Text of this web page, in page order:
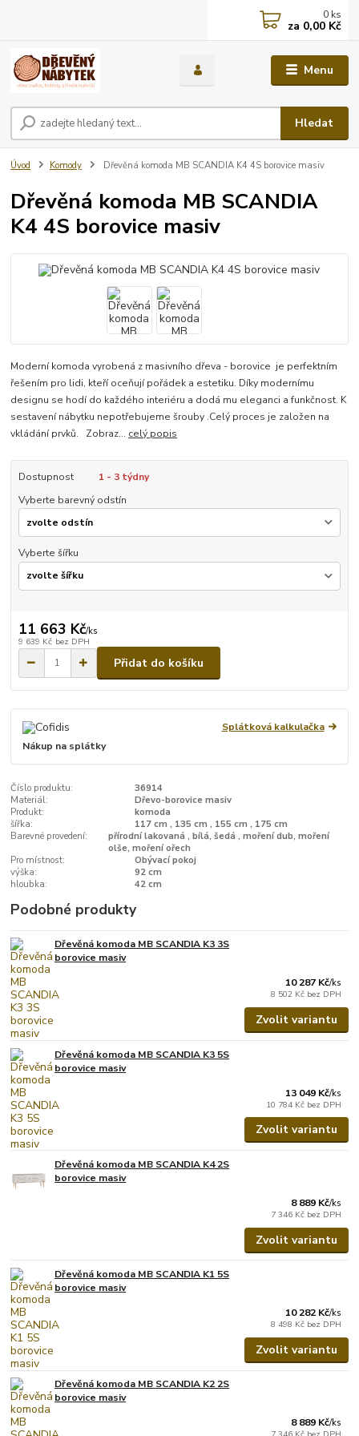
Menu
Hledat
0 ks
za 0,00 Kč
Úvod Komody Dřevěná komoda MB SCANDIA K4 4S borovice masiv
Dřevěná komoda MB SCANDIA
K4 4S borovice masiv
Moderní komoda vyrobená z masivního dřeva - borovice je perfektním
řešením pro lidi, kteří oceňují pořádek a estetiku. Díky modernímu
designu se hodí do každého interiéru a dodá mu eleganci a funkčnost. K
sestavení nábytku nepotřebujeme šrouby .Celý proces je založen na
vkládání prvků. Zobraz... celý popis
Dostupnost
1 - 3 týdny
Vyberte barevný odstín
Vyberte šířku
11 663 Kč/ks
9 639 Kč bez DPH
Přidat do košíku
Splátková kalkulačka
Nákup na splátky
Číslo produktu:
36914
Materiál:
Dřevo-borovice masiv
Produkt:
komoda
šířka:
117 cm , 135 cm , 155 cm , 175 cm
Barevné provedení:
přírodní lakovaná , bílá, šedá , moření dub, moření
olše, moření ořech
Pro místnost:
Obývací pokoj
výška:
92 cm
hloubka:
42 cm
Podobné produkty
Dřevěná komoda MB SCANDIA K3 3S
borovice masiv
10 287 Kč/ks
8 502 Kč bez DPH
Zvolit variantu
Dřevěná komoda MB SCANDIA K3 5S
borovice masiv
13 049 Kč/ks
10 784 Kč bez DPH
Zvolit variantu
Dřevěná komoda MB SCANDIA K4 2S
borovice masiv
8 889 Kč/ks
7 346 Kč bez DPH
Zvolit variantu
Dřevěná komoda MB SCANDIA K1 5S
borovice masiv
10 282 Kč/ks
8 498 Kč bez DPH
Zvolit variantu
Dřevěná komoda MB SCANDIA K2 2S
borovice masiv
8 889 Kč/ks